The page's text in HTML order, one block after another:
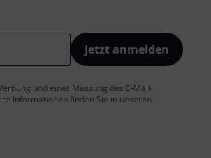
Jetzt anmelden
und einer Messung des E-Mail-
Informationen finden Sie in unseren